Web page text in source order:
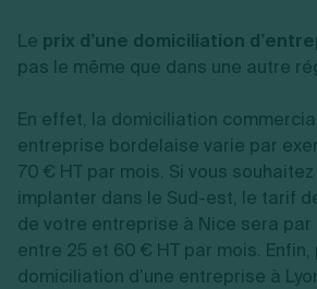
Le prix d’une domiciliation
pas le même que dans une autre
En effet, la domiciliation
entreprise bordelaise varie par
70 € HT par mois. Si vous
implanter dans le Sud-est, le tarif
de votre entreprise à Nice sera
entre 25 et 60 € HT par mois. Enfin,
domiciliation d’une entreprise à